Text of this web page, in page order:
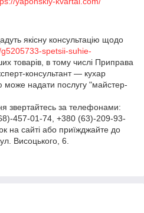
якісну консультацію щодо
spetsii-suhie-
товарів, в тому числі Приправа
консультант — кухар
може надати послугу "майстер-
звертайтесь за телефонами:
457-01-74, +380 (63)-209-93-
на сайті або приїжджайте до
Висоцького, 6.